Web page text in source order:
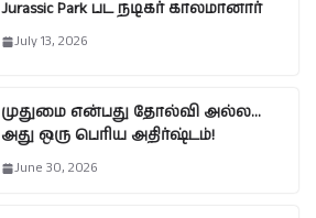
Jurassic Park பட நடிகர் காலமானார்
July 13, 2026
முதுமை என்பது தோல்வி அல்ல…
அது ஒரு பெரிய அதிர்ஷ்டம்!
June 30, 2026